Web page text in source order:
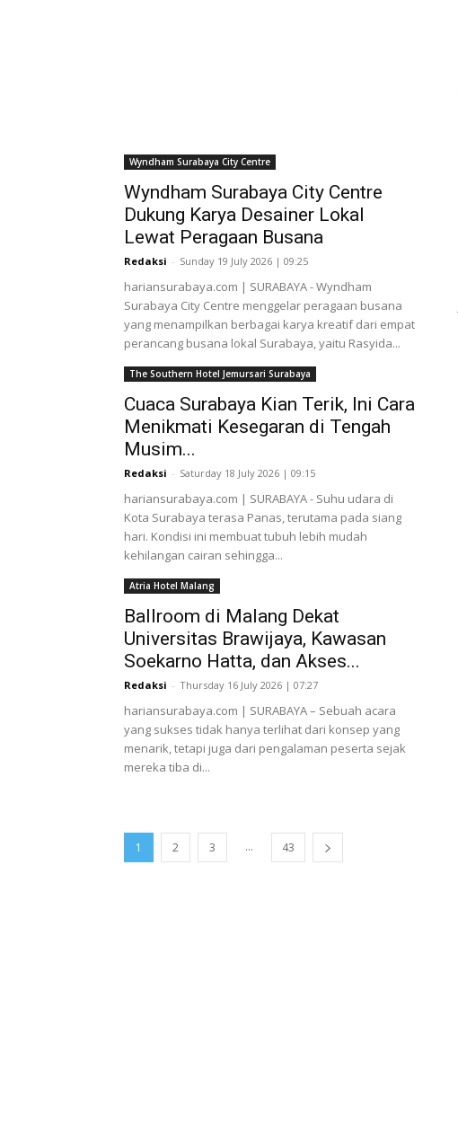
Wyndham Surabaya City Centre
Wyndham Surabaya City Centre
Dukung Karya Desainer Lokal
Lewat Peragaan Busana
Redaksi - Sunday 19 July 2026 | 09:25
hariansurabaya.com | SURABAYA - Wyndham
Surabaya City Centre menggelar peragaan busana
yang menampilkan berbagai karya kreatif dari empat
perancang busana lokal Surabaya, yaitu Rasyida...
The Southern Hotel Jemursari Surabaya
Cuaca Surabaya Kian Terik, Ini Cara
Menikmati Kesegaran di Tengah
Musim...
Redaksi - Saturday 18 July 2026 | 09:15
hariansurabaya.com | SURABAYA - Suhu udara di
Kota Surabaya terasa Panas, terutama pada siang
hari. Kondisi ini membuat tubuh lebih mudah
kehilangan cairan sehingga...
Atria Hotel Malang
Ballroom di Malang Dekat
Universitas Brawijaya, Kawasan
Soekarno Hatta, dan Akses...
Redaksi - Thursday 16 July 2026 | 07:27
hariansurabaya.com | SURABAYA – Sebuah acara
yang sukses tidak hanya terlihat dari konsep yang
menarik, tetapi juga dari pengalaman peserta sejak
mereka tiba di...
1 2 3 ... 43